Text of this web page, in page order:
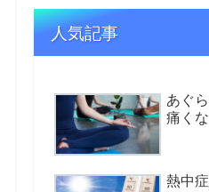
人気記事
あぐ
痛く
熱中